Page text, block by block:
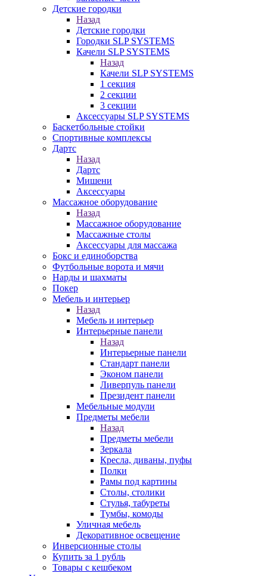
Детские городки
Назад
Детские городки
Городки SLP SYSTEMS
Качели SLP SYSTEMS
Назад
Качели SLP SYSTEMS
1 секция
2 секции
3 секции
Аксессуары SLP SYSTEMS
Баскетбольные стойки
Спортивные комплексы
Дартс
Назад
Дартс
Мишени
Аксессуары
Массажное оборудование
Назад
Массажное оборудование
Массажные столы
Аксессуары для массажа
Бокс и единоборства
Футбольные ворота и мячи
Нарды и шахматы
Покер
Мебель и интерьер
Назад
Мебель и интерьер
Интерьерные панели
Назад
Интерьерные панели
Стандарт панели
Эконом панели
Ливерпуль панели
Президент панели
Мебельные модули
Предметы мебели
Назад
Предметы мебели
Зеркала
Кресла, диваны, пуфы
Полки
Рамы под картины
Столы, столики
Стулья, табуреты
Тумбы, комоды
Уличная мебель
Декоративное освещение
Инверсионные столы
Купить за 1 рубль
Товары с кешбеком